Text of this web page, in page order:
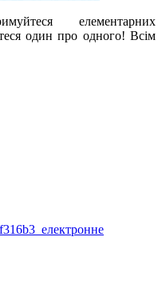
елементарних
один про одного! Всім